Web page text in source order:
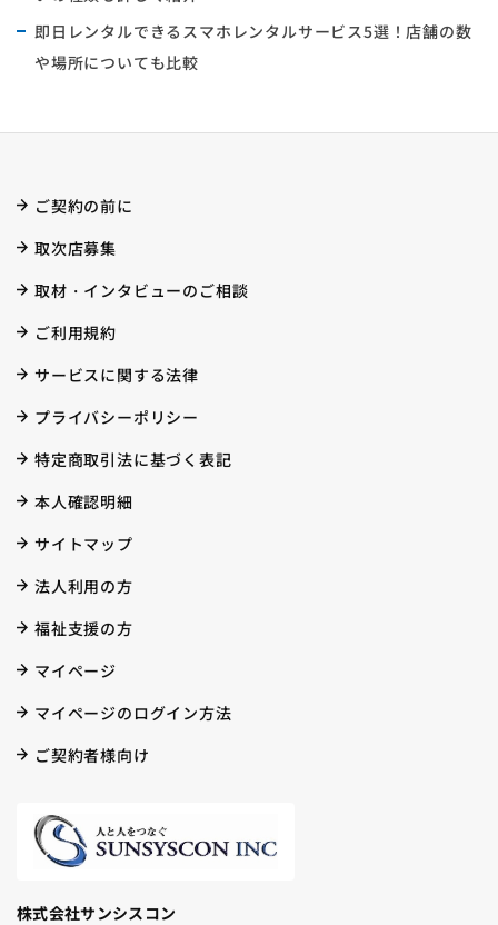
即日レンタルできるスマホレンタルサービス5選！店舗の数
や場所についても比較
株式会社サンシスコン
ご契約の前に
取次店募集
取材・インタビューのご相談
ご利用規約
サービスに関する法律
プライバシーポリシー
特定商取引法に基づく表記
本人確認明細
サイトマップ
法人利用の方
福祉支援の方
マイページ
マイページのログイン方法
ご契約者様向け